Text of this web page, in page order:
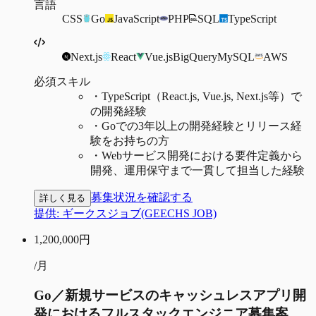
言語
CSS
Go JavaScript PHP SQL TypeScript
Next.js React Vue.jsBigQueryMySQL AWS
必須スキル
・ TypeScript（React.js, Vue.js, Next.js等）で
の開発経験
・ Goでの3年以上の開発経験とリリース経
験をお持ちの方
・ Webサービス開発における要件定義から
開発、運用保守まで一貫して担当した経験
詳しく見る 募集状況を確認する
提供: ギークスジョブ(GEECHS JOB)
1,200,000円
/月
Go／新規サービスのキャッシュレスアプリ開